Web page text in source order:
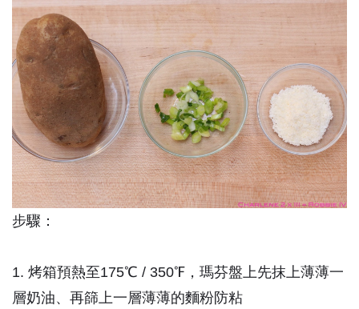
步驟：
1. 烤箱預熱至175℃ / 350℉，瑪芬盤上先抹上薄薄一
層奶油、再篩上一層薄薄的麵粉防粘